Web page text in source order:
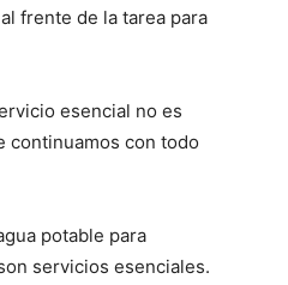
frente de la tarea para
esencial no es
continuamos con todo
potable para
servicios esenciales.